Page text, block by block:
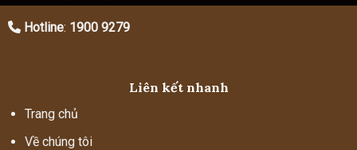
Hotline: 1900 9279
Liên kết nhanh
Trang chủ
Về chúng tôi